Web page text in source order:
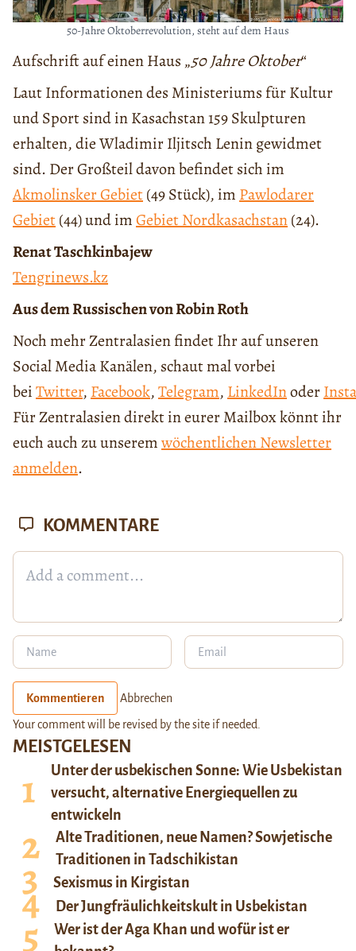
50-Jahre Oktoberrevolution, steht auf dem Haus
Aufschrift auf einen Haus „50 Jahre Oktober“
Laut Informationen des Ministeriums für Kultur
und Sport sind in Kasachstan 159 Skulpturen
erhalten, die Wladimir Iljitsch Lenin gewidmet
sind. Der Großteil davon befindet sich im
Akmolinsker Gebiet(49 Stück), im Pawlodarer
Gebiet(44) und imGebiet Nordkasachstan(24).
Renat Taschkinbajew
Tengrinews.kz
Aus dem Russischen von Robin Roth
Noch mehr Zentralasien findet Ihr auf unseren
Social Media Kanälen, schaut mal vorbei
beiTwitter, Facebook,Telegram, LinkedInoder
Für Zentralasien direkt in eurer Mailbox könnt ihr
euch auch zu unseremwöchentlichen Newsletter
anmelden.
MEISTGELESEN
Unter der usbekischen Sonne: Wie Usbekistan
versucht, alternative Energiequellen zu
entwickeln
Alte Traditionen, neue Namen? Sowjetische
Traditionen in Tadschikistan
Sexismus in Kirgistan
Der Jungfräulichkeitskult in Usbekistan
Wer ist der Aga Khan und wofür ist er
KOMMENTARE
Kommentieren Abbrechen
Your comment will be revised by the site if needed.